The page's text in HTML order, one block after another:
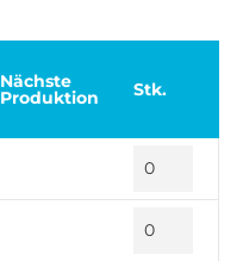
Nächste
Produktion Stk.